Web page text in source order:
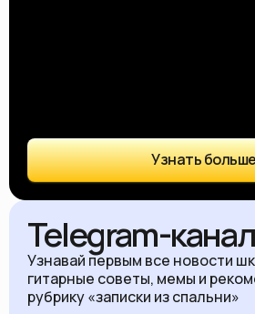
Узнать
Telegram-канал
Узнавай первым все новости
гитарные советы, мемы и
рубрику «записки из спальни»